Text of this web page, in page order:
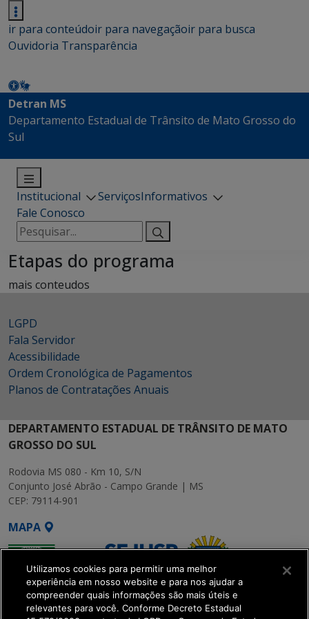
ir para conteúdoir para navegaçãoir para busca
Ouvidoria Transparência
Detran MS
Departamento Estadual de Trânsito de Mato Grosso do
Sul
Institucional ServiçosInformativos
Fale Conosco
Pesquisar
por:
Etapas do programa
mais conteudos
LGPD
Fala Servidor
Acessibilidade
Ordem Cronológica de Pagamentos
Planos de Contratações Anuais
DEPARTAMENTO ESTADUAL DE TRÂNSITO DE MATO
GROSSO DO SUL
Rodovia MS 080 - Km 10, S/N
Conjunto José Abrão - Campo Grande | MS
CEP: 79114-901
MAPA
Utilizamos cookies para permitir uma melhor
experiência em nosso website e para nos ajudar a
compreender quais informações são mais úteis e
relevantes para você. Conforme Decreto Estadual